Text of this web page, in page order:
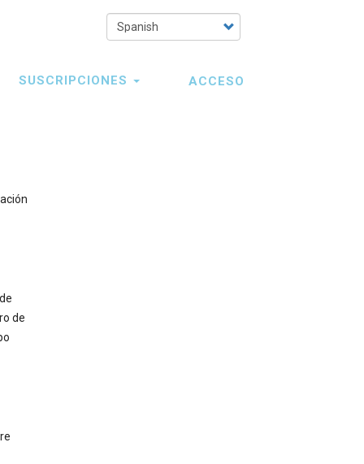
Select
your
SUSCRIPCIONES ACCESO
de